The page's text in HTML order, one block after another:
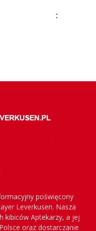
:
poświęcony
Leverkusen. Nasza
kibiców Aptekarzy, a jej
oraz dostarczanie